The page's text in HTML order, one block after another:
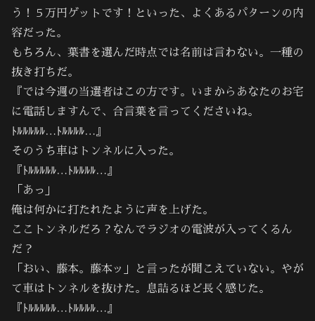
う！５万円ゲットです！といった、よくあるパターンの内
容だった。
もちろん、葉書を選んだ時点では名前は言わない。一種の
抜き打ちだ。
『では今週の当選者はこの方です。いまからあなたのお宅
に電話しますんで、合言葉を言ってくださいね。
ﾄﾙﾙﾙﾙﾙ…ﾄﾙﾙﾙﾙ…』
そのうち車はトンネルに入った。
『ﾄﾙﾙﾙﾙﾙ…ﾄﾙﾙﾙﾙ…』
「あっ」
俺は何かに打たれたように声を上げた。
ここトンネルだろ？なんでラジオの電波が入ってくるん
だ？
「おい、藤本。藤本ッ」と言ったが聞こえていない。やが
て車はトンネルを抜けた。息詰るほど長く感じた。
『ﾄﾙﾙﾙﾙﾙ…ﾄﾙﾙﾙﾙ…』